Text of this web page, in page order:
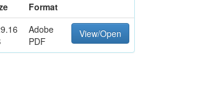
Format
Adobe
PDF
View/Open